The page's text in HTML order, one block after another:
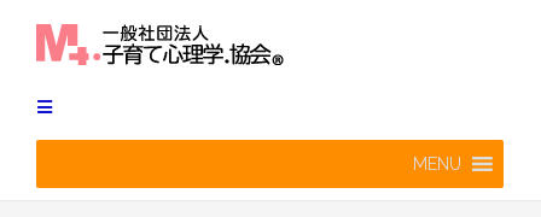
MENU